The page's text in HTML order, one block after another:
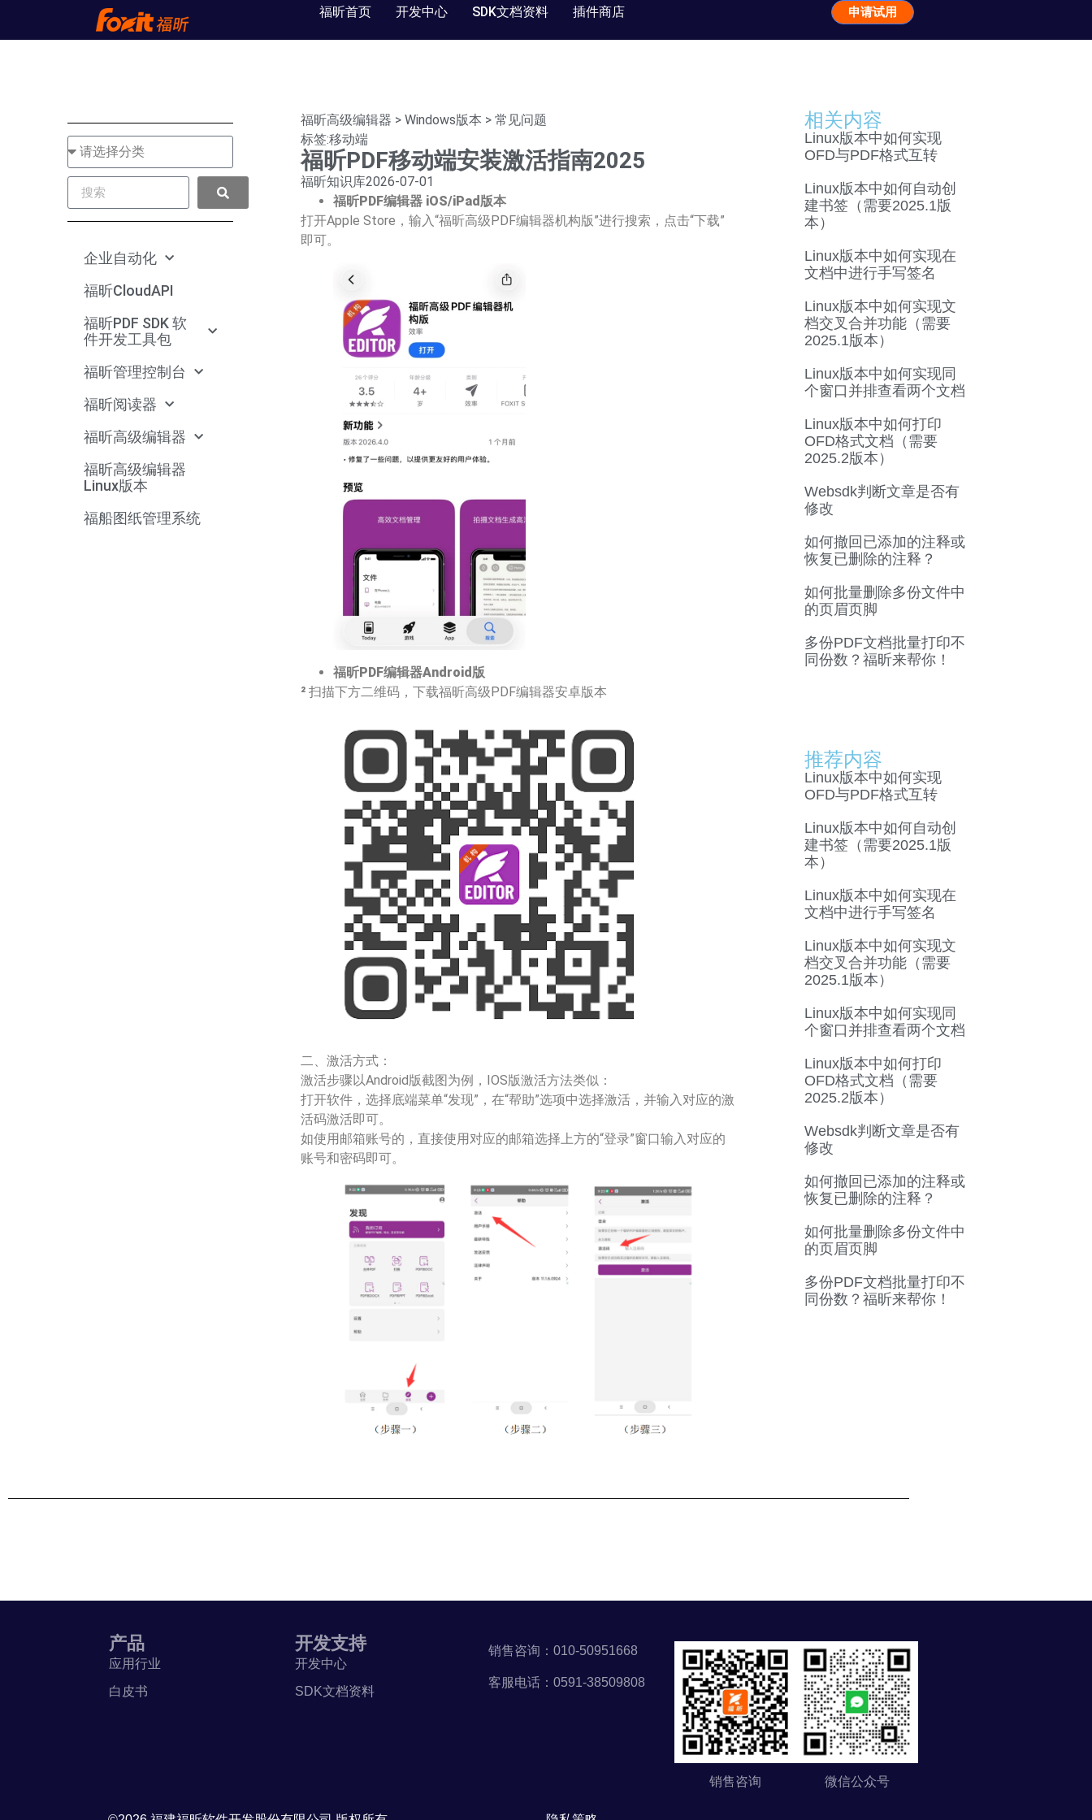
福昕首页 开发中心 SDK文档资料 插件商店 申请试用
企业自动化
福昕CloudAPI
福昕PDF SDK 软
件开发工具包
福昕管理控制台
福昕阅读器
福昕高级编辑器
福昕高级编辑器
Linux版本
福船图纸管理系统
福昕高级编辑器 > Windows版本 > 常见问题
标签:移动端
福昕PDF移动端安装激活指南2025
福昕知识库2026-07-01
福昕PDF编辑器 iOS/iPad版本
打开Apple Store，输入“福昕高级PDF编辑器机构版”进行搜索，点击“下载”
即可。
福昕PDF编辑器Android版
²扫描下方二维码，下载福昕高级PDF编辑器安卓版本
二、激活方式：
激活步骤以Android版截图为例，IOS版激活方法类似：
打开软件，选择底端菜单“发现”，在“帮助”选项中选择激活，并输入对应的激
活码激活即可。
如使用邮箱账号的，直接使用对应的邮箱选择上方的“登录”窗口输入对应的
账号和密码即可。
相关内容
Linux版本中如何实现
OFD与PDF格式互转
Linux版本中如何自动创
建书签（需要2025.1版
本）
Linux版本中如何实现在
文档中进行手写签名
Linux版本中如何实现文
档交叉合并功能（需要
2025.1版本）
Linux版本中如何实现同
个窗口并排查看两个文档
Linux版本中如何打印
OFD格式文档（需要
2025.2版本）
Websdk判断文章是否有
修改
如何撤回已添加的注释或
恢复已删除的注释？
如何批量删除多份文件中
的页眉页脚
多份PDF文档批量打印不
同份数？福昕来帮你！
推荐内容
Linux版本中如何实现
OFD与PDF格式互转
Linux版本中如何自动创
建书签（需要2025.1版
本）
Linux版本中如何实现在
文档中进行手写签名
Linux版本中如何实现文
档交叉合并功能（需要
2025.1版本）
Linux版本中如何实现同
个窗口并排查看两个文档
Linux版本中如何打印
OFD格式文档（需要
2025.2版本）
Websdk判断文章是否有
修改
如何撤回已添加的注释或
恢复已删除的注释？
如何批量删除多份文件中
的页眉页脚
多份PDF文档批量打印不
同份数？福昕来帮你！
产品
应用行业
白皮书
开发支持
开发中心
SDK文档资料
销售咨询：010-50951668
客服电话：0591-38509808
销售咨询 微信公众号